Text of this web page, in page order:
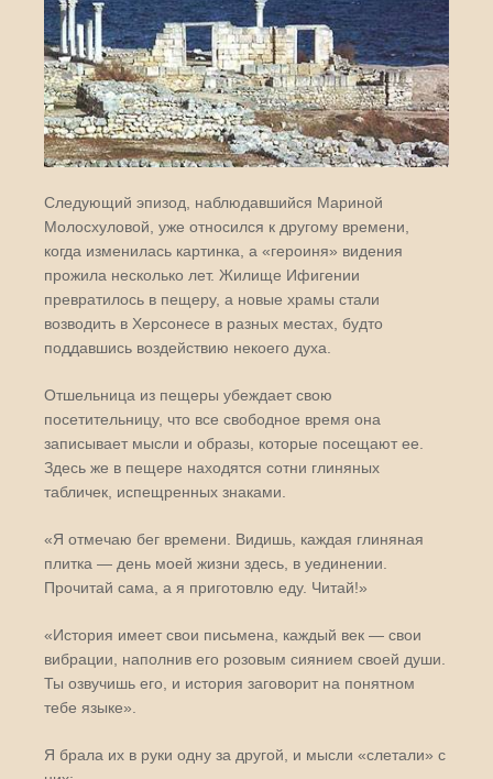
Следующий эпизод, наблюдавшийся Мариной
Молосхуловой, уже относился к другому времени,
когда изменилась картинка, а «героиня» видения
прожила несколько лет. Жилище Ифигении
превратилось в пещеру, а новые храмы стали
возводить в Херсонесе в разных местах, будто
поддавшись воздействию некоего духа.
Отшельница из пещеры убеждает свою
посетительницу, что все свободное время она
записывает мысли и образы, которые посещают ее.
Здесь же в пещере находятся сотни глиняных
табличек, испещренных знаками.
«Я отмечаю бег времени. Видишь, каждая глиняная
плитка — день моей жизни здесь, в уединении.
Прочитай сама, а я приготовлю еду. Читай!»
«История имеет свои письмена, каждый век — свои
вибрации, наполнив его розовым сиянием своей души.
Ты озвучишь его, и история заговорит на понятном
тебе языке».
Я брала их в руки одну за другой, и мысли «слетали» с